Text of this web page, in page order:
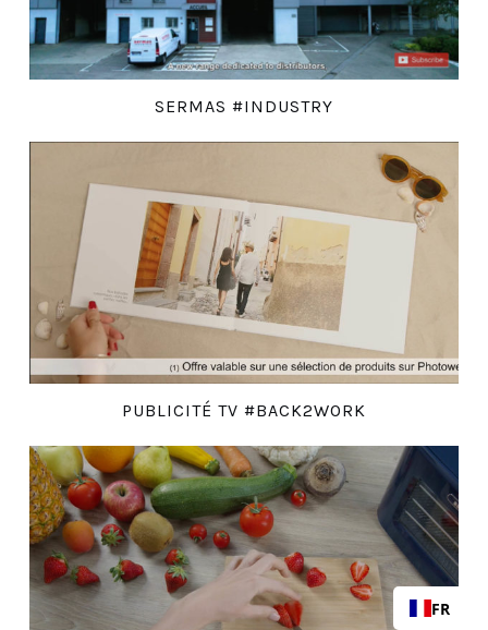
SERMAS #INDUSTRY
PUBLICITÉ TV #BACK2WORK
FR